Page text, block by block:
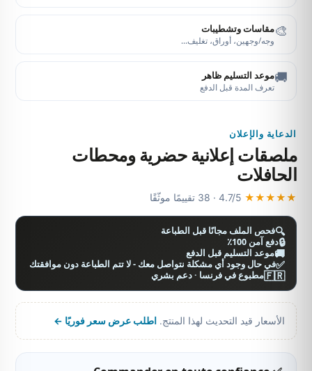
🎨مقاسات وتشطيبات
وجه/وجهين، أوراق، تغليف…
🚚موعد التسليم ظاهر
تعرف المدة قبل الدفع
الدعاية والإعلان
ملصقات إعلانية حضرية ومحطات
الحافلات
★★★★★
🔍فحص الملف مجانًا قبل الطباعة
🔒دفع آمن 100٪
🚚موعد التسليم قبل الدفع
✅في حال وجود أي مشكلة نتواصل معك - لا تتم الطباعة دون موافقتك
🇫🇷مطبوع في فرنسا · دعم بشري
الأسعار قيد التحديث لهذا المنتج. اطلب عرض سعر فوريًا ←